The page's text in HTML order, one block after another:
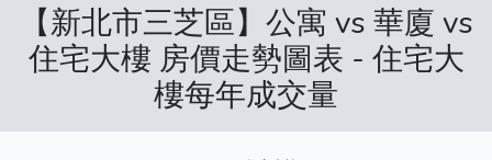
【新北市三芝區】公寓 vs 華廈 vs
住宅大樓 房價走勢圖表 - 住宅大
樓每年成交量